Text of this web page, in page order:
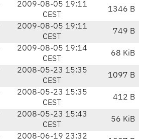
2009-08-05 19:11
CEST
1346 B
2009-08-05 19:11
CEST
749 B
2009-08-05 19:14
CEST
68 KiB
2008-05-23 15:35
CEST
1097 B
2008-05-23 15:35
CEST
412 B
2008-05-23 15:43
CEST
56 KiB
2008-06-19 23:32